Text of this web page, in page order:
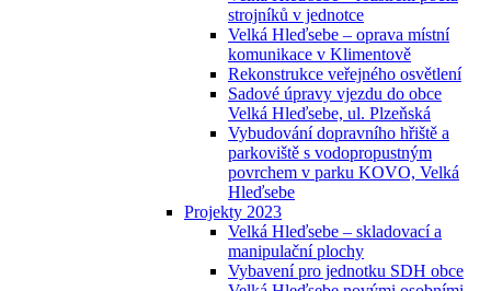
strojníků v jednotce
Velká Hleďsebe – oprava místní
komunikace v Klimentově
Rekonstrukce veřejného osvětlení
Sadové úpravy vjezdu do obce
Velká Hleďsebe, ul. Plzeňská
Vybudování dopravního hřiště a
parkoviště s vodopropustným
povrchem v parku KOVO, Velká
Hleďsebe
Projekty 2023
Velká Hleďsebe – skladovací a
manipulační plochy
Vybavení pro jednotku SDH obce